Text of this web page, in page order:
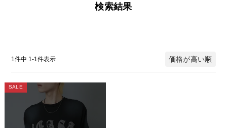
検索結果
価格が高い順
1件中 1-1件表示
SALE